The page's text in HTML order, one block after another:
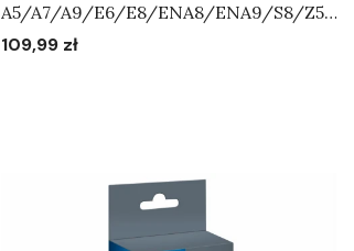
A5/A7/A9/E6/E8/ENA8/ENA9/S8/Z5/
Z7/Z9/WE8 - Zestaw zaworków
Cena
109,99 zł